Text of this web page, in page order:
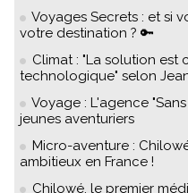
Voyages Secrets : et si
votre destination ? 🔑
Climat : "La solution
technologique" selon
Voyage : L'agence
jeunes aventuriers
Micro-aventure :
ambitieux en France !
Chilowé, le premier